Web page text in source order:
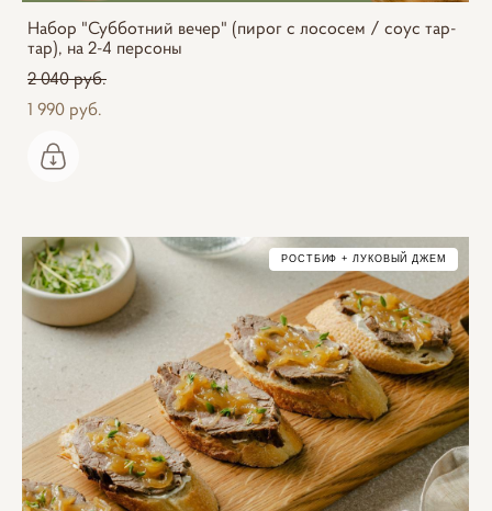
Набор "Субботний вечер" (пирог с лососем / соус тар-
тар), на 2-4 персоны
2 040 pуб.
1 990 pуб.
РОСТБИФ + ЛУКОВЫЙ ДЖЕМ